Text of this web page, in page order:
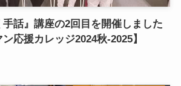
手話』講座の2回目を開催しました
ン応援カレッジ2024秋-2025】